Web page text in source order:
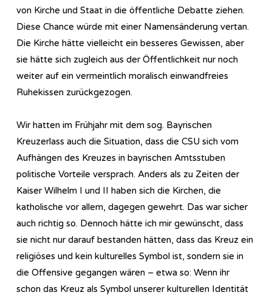
von Kirche und Staat in die öffentliche Debatte ziehen.
Diese Chance würde mit einer Namensänderung vertan.
Die Kirche hätte vielleicht ein besseres Gewissen, aber
sie hätte sich zugleich aus der Öffentlichkeit nur noch
weiter auf ein vermeintlich moralisch einwandfreies
Ruhekissen zurückgezogen.
Wir hatten im Frühjahr mit dem sog. Bayrischen
Kreuzerlass auch die Situation, dass die CSU sich vom
Aufhängen des Kreuzes in bayrischen Amtsstuben
politische Vorteile versprach. Anders als zu Zeiten der
Kaiser Wilhelm I und II haben sich die Kirchen, die
katholische vor allem, dagegen gewehrt. Das war sicher
auch richtig so. Dennoch hätte ich mir gewünscht, dass
sie nicht nur darauf bestanden hätten, dass das Kreuz ein
religiöses und kein kulturelles Symbol ist, sondern sie in
die Offensive gegangen wären – etwa so: Wenn ihr
schon das Kreuz als Symbol unserer kulturellen Identität